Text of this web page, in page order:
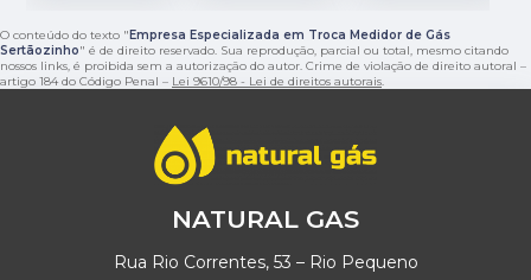
O conteúdo do texto "Empresa Especializada em Troca Medidor de Gás
Sertãozinho" é de direito reservado. Sua reprodução, parcial ou total, mesmo citando
nossos links, é proibida sem a autorização do autor. Crime de violação de direito autoral –
artigo 184 do Código Penal – Lei 9610/98 - Lei de direitos autorais.
NATURAL GAS
Rua Rio Correntes, 53 – Rio Pequeno